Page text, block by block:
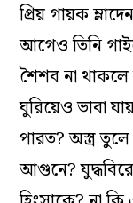
প্রিয় গায়ক
আগেও তিনি
শৈশব না থাকলে
ঘুরিয়েও ভাবা
পারত? অস্ত্র
আগুনে?